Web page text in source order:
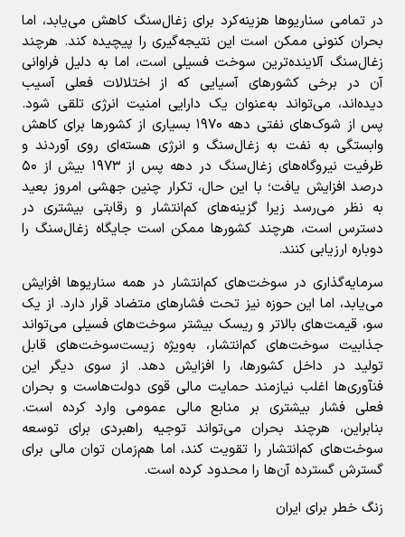
در تمامی سناریوها هزینه‌کرد برای زغال‌سنگ کاهش می‌یابد، اما
بحران کنونی ممکن است این نتیجه‌گیری را پیچیده کند. هرچند
زغال‌سنگ آلاینده‌ترین سوخت فسیلی است، اما به دلیل فراوانی
آن در برخی کشورهای آسیایی که از اختلالات فعلی آسیب
دیده‌اند، می‌تواند به‌عنوان یک دارایی امنیت انرژی تلقی شود.
پس از شوک‌های نفتی دهه ۱۹۷۰ بسیاری از کشورها برای کاهش
وابستگی به نفت به زغال‌سنگ و انرژی هسته‌ای روی آوردند و
ظرفیت نیروگاه‌های زغال‌سنگ در دهه پس از ۱۹۷۳ بیش از ۵۰
درصد افزایش یافت؛ با این حال، تکرار چنین جهشی امروز بعید
به نظر می‌رسد زیرا گزینه‌های کم‌انتشار و رقابتی بیشتری در
دسترس است، هرچند کشورها ممکن است جایگاه زغال‌سنگ را
دوباره ارزیابی کنند.
سرمایه‌گذاری در سوخت‌های کم‌انتشار در همه سناریوها افزایش
می‌یابد، اما این حوزه نیز تحت فشارهای متضاد قرار دارد. از یک
سو، قیمت‌های بالاتر و ریسک بیشتر سوخت‌های فسیلی می‌تواند
جذابیت سوخت‌های کم‌انتشار، به‌ویژه زیست‌سوخت‌های قابل
تولید در داخل کشورها، را افزایش دهد. از سوی دیگر این
فنآوری‌ها اغلب نیازمند حمایت مالی قوی دولت‌هاست و بحران
فعلی فشار بیشتری بر منابع مالی عمومی وارد کرده است.
بنابراین، هرچند بحران می‌تواند توجیه راهبردی برای توسعه
سوخت‌های کم‌انتشار را تقویت کند، اما هم‌زمان توان مالی برای
گسترش گسترده آن‌ها را محدود کرده است.
زنگ خطر برای ایران